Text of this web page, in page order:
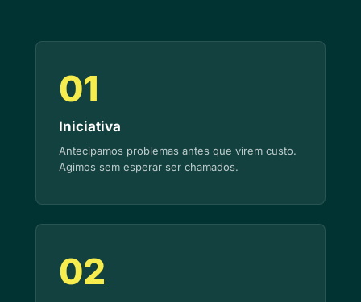
01
Iniciativa
Antecipamos problemas antes que virem custo.
Agimos sem esperar ser chamados.
02